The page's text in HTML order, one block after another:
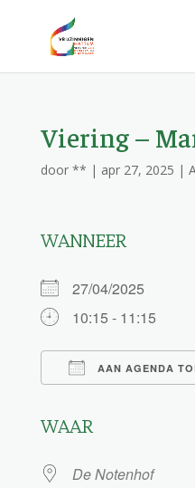
Viering –
door ** | apr 27, 2025 |
WANNEER
27/04/2025
10:15 - 11:15
AAN AGENDA
WAAR
De Notenhof